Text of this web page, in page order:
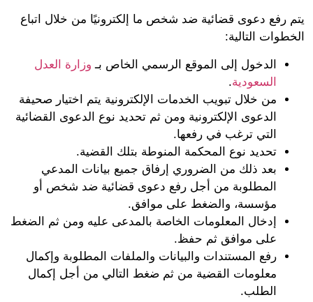
رفع دعوى قضائية ضد شخص ما إلكترونيًا من خلال اتباع
التالية:
الدخول إلى الموقع الرسمي الخاص بـوزارة العدل
السعودية.
من خلال تبويب الخدمات الإلكترونية يتم اختيار صحيفة
الدعوى الإلكترونية ومن ثم تحديد نوع الدعوى القضائية
التي ترغب في رفعها.
تحديد نوع المحكمة المنوطة بتلك القضية.
بعد ذلك من الضروري إرفاق جميع بيانات المدعي
المطلوبة من أجل رفع دعوى قضائية ضد شخص أو
مؤسسة، والضغط على موافق.
إدخال المعلومات الخاصة بالمدعى عليه ومن ثم الضغط
على موافق ثم حفظ.
رفع المستندات والبيانات والملفات المطلوبة وإكمال
معلومات القضية من ثم ضغط التالي من أجل إكمال
الطلب.